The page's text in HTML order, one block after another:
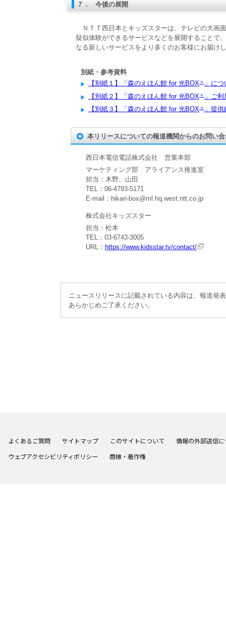
７． 今後の展開
ＮＴＴ西日本とキッズスターは、テレビの大画
疑似体験ができるサービスなどを展開することで
なる新しいサービスをより多くのお客様にお届け
別紙・参考資料
【別紙１】「森のえほん館 for 光BOX＋ 」に
【別紙２】「森のえほん館 for 光BOX ＋ 」ご
【別紙３】「森のえほん館 for 光BOX＋ 」提
本リリースについての報道機関からのお問い
西日本電信電話株式会社 営業本部
マーケティング部 アライアンス推進室
担当：木野、山田
TEL：06-4793-5171
E-mail：hikari-box@ml.hq.west.ntt.co.jp
株式会社キッズスター
担当：松本
TEL：03-6743-3005
URL： https://www.kidsstar.tv/contact/
ニュースリリースに記載されている内容は、報道発
あらかじめご了承ください。
よくあるご質問 サイトマップ このサイトについて
情報の外部送信
ウェブアクセシビリティポリシー
商標・著作権